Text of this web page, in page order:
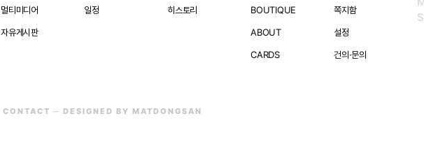
멀티미디어
자유게시판
일정
히스토리
BOUTIQUE
ABOUT
CARDS
쪽지함
설정
건의·문의
CONTACT ─ DESIGNED BY MATDONGSAN